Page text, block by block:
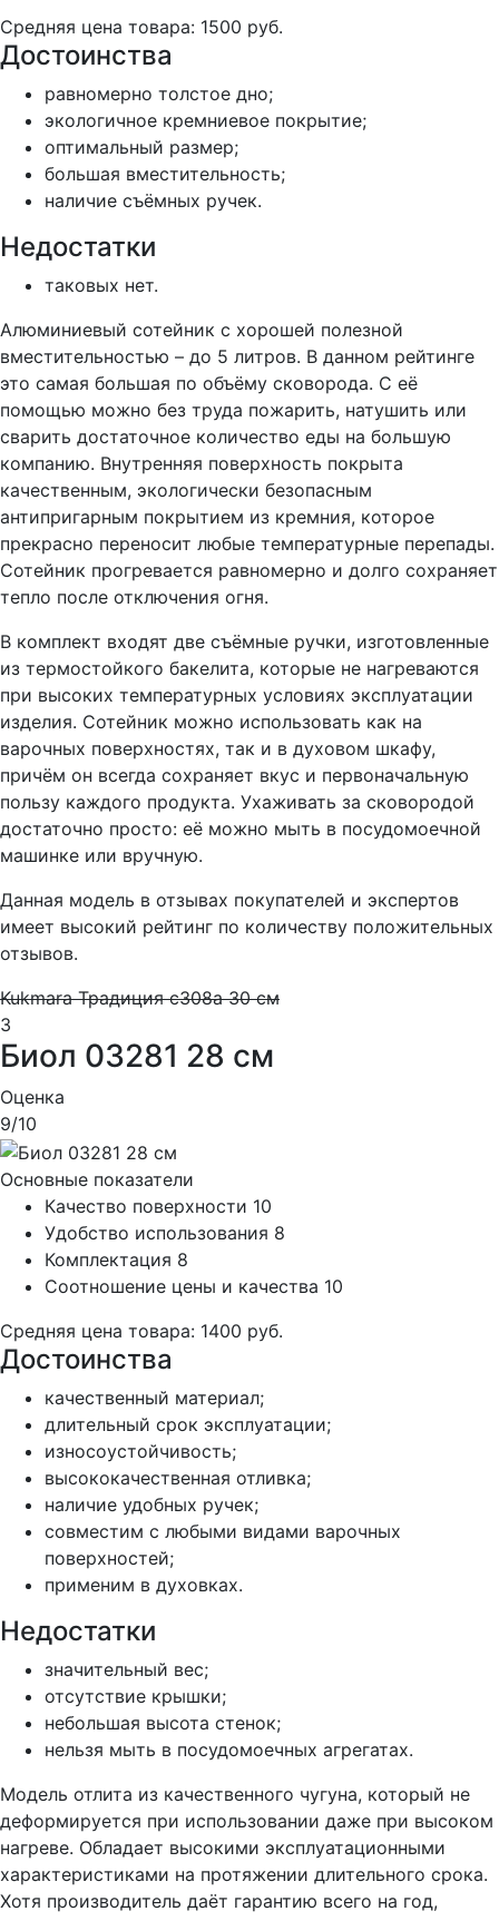
Средняя цена товара: 1500 руб.
Достоинства
равномерно толстое дно;
экологичное кремниевое покрытие;
оптимальный размер;
большая вместительность;
наличие съёмных ручек.
Недостатки
таковых нет.
Алюминиевый сотейник с хорошей полезной
вместительностью – до 5 литров. В данном рейтинге
это самая большая по объёму сковорода. С её
помощью можно без труда пожарить, натушить или
сварить достаточное количество еды на большую
компанию. Внутренняя поверхность покрыта
качественным, экологически безопасным
антипригарным покрытием из кремния, которое
прекрасно переносит любые температурные перепады.
Сотейник прогревается равномерно и долго сохраняет
тепло после отключения огня.
В комплект входят две съёмные ручки, изготовленные
из термостойкого бакелита, которые не нагреваются
при высоких температурных условиях эксплуатации
изделия. Сотейник можно использовать как на
варочных поверхностях, так и в духовом шкафу,
причём он всегда сохраняет вкус и первоначальную
пользу каждого продукта. Ухаживать за сковородой
достаточно просто: её можно мыть в посудомоечной
машинке или вручную.
Данная модель в отзывах покупателей и экспертов
имеет высокий рейтинг по количеству положительных
отзывов.
Kukmara Традиция с308а 30 см
3
Биол 03281 28 см
Оценка
9/10
Основные показатели
Качество поверхности 10
Удобство использования 8
Комплектация 8
Соотношение цены и качества 10
Средняя цена товара: 1400 руб.
Достоинства
качественный материал;
длительный срок эксплуатации;
износоустойчивость;
высококачественная отливка;
наличие удобных ручек;
совместим с любыми видами варочных
поверхностей;
применим в духовках.
Недостатки
значительный вес;
отсутствие крышки;
небольшая высота стенок;
нельзя мыть в посудомоечных агрегатах.
Модель отлита из качественного чугуна, который не
деформируется при использовании даже при высоком
нагреве. Обладает высокими эксплуатационными
характеристиками на протяжении длительного срока.
Хотя производитель даёт гарантию всего на год,